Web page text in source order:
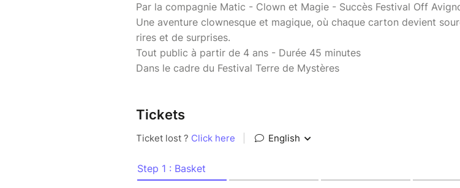
Par la compagnie Matic - Clown et Magie - Succès Festival Off
Une aventure clownesque et magique, où chaque carton devient
rires et de surprises.
Tout public à partir de 4 ans - Durée 45 minutes
Dans le cadre du Festival Terre de Mystères
Tickets